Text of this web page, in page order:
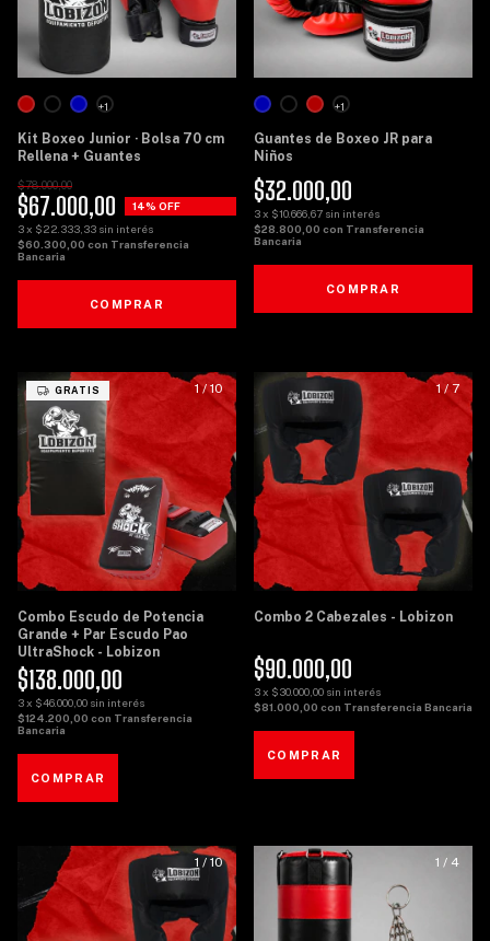
Kit Boxeo Junior · Bolsa 70 cm
Rellena + Guantes
$67.000,00
$78.000,00
14% OFF
3x $22.333,33 sin interés
$60.300,00 con Transferencia
Bancaria
+1
COMPRAR
Guantes de Boxeo JR para
Niños
$32.000,00
3x $10.666,67 sin interés
$28.800,00 con Transferencia
Bancaria
+1
COMPRAR
1/10
GRATIS
Combo Escudo de Potencia
Grande + Par Escudo Pao
UltraShock - Lobizon
$138.000,00
3x $46.000,00 sin interés
$124.200,00 con Transferencia
Bancaria
1/ 7
Combo 2 Cabezales - Lobizon
$90.000,00
3x $30.000,00 sin interés
$81.000,00 con Transferencia Bancaria
1 /10 1 / 4